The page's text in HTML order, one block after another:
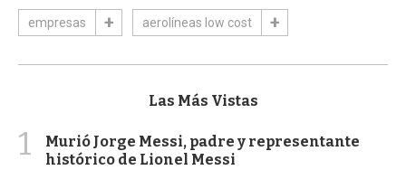
empresas aerolíneas low cost
Las Más Vistas
1
Murió Jorge Messi, padre y representante
histórico de Lionel Messi